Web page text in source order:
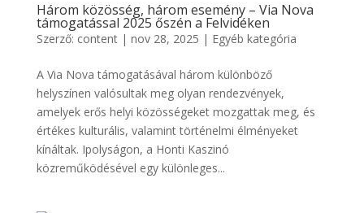
Három közösség, három esemény – Via Nova
támogatással 2025 őszén a Felvidéken
Szerző: content| nov 28, 2025 | Egyéb kategória
A Via Nova támogatásával három különböző
helyszínen valósultak meg olyan rendezvények,
amelyek erős helyi közösségeket mozgattak meg, és
értékes kulturális, valamint történelmi élményeket
kínáltak. Ipolyságon, a Honti Kaszinó
közreműködésével egy különleges...